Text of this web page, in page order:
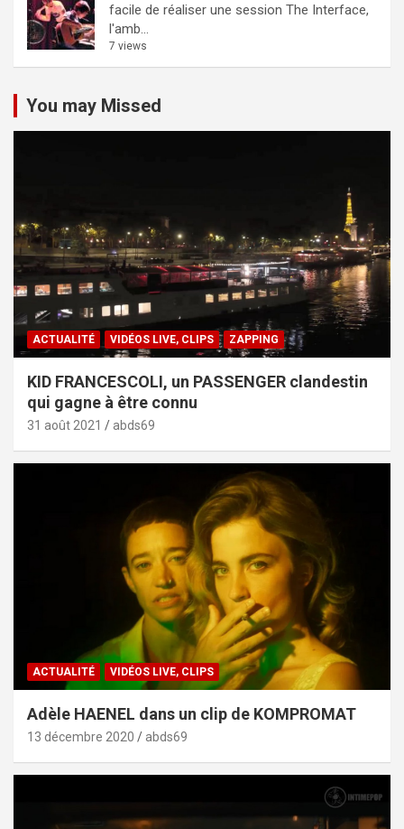
facile de réaliser une session The Interface,
l'amb...
7 views
You may Missed
ACTUALITÉ VIDÉOS LIVE, CLIPS ZAPPING
KID FRANCESCOLI, un PASSENGER clandestin
qui gagne à être connu
31 août 2021 abds69
ACTUALITÉ VIDÉOS LIVE, CLIPS
Adèle HAENEL dans un clip de KOMPROMAT
13 décembre 2020 abds69